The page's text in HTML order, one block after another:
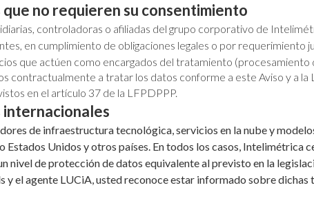
no requieren su consentimiento
controladoras o afiliadas del grupo corporativo de
en cumplimiento de obligaciones legales o por requerimiento
que actúen como encargados del tratamiento (procesamiento
contractualmente a tratar los datos conforme a este Aviso y a la
en el artículo 37 de la LFPDPPP.
de infraestructura tecnológica, servicios en la nube y
Estados Unidos y otros países. En todos los casos,
nivel de protección de datos equivalente al previsto en la
y el agente LUCiA, usted reconoce estar informado sobre